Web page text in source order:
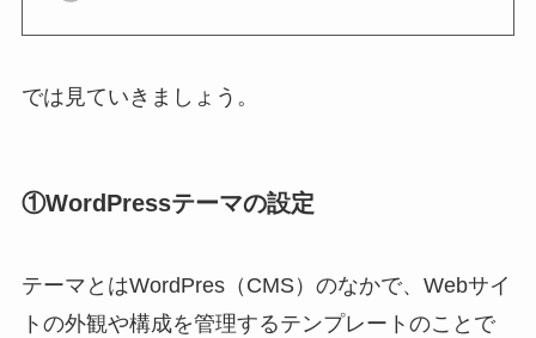
では見ていきましょう。
①WordPressテーマの設定
テーマとはWordPres（CMS）のなかで、Webサイ
トの外観や構成を管理するテンプレートのことで